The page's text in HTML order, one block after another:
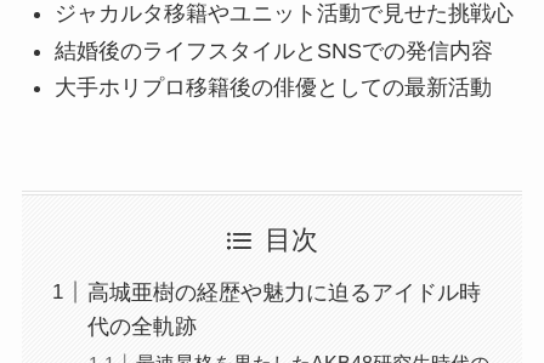
ジャカルタ移籍やユニット活動で見せた挑戦心
結婚後のライフスタイルとSNSでの発信内容
大手ホリプロ移籍後の俳優としての最新活動
目次
高城亜樹の経歴や魅力に迫るアイドル時
代の全軌跡